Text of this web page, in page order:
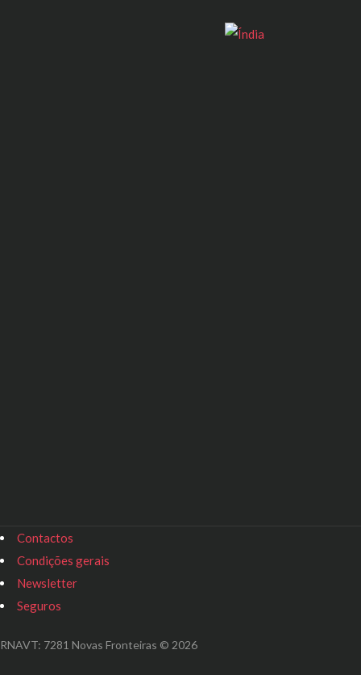
Contactos
Condições gerais
Newsletter
Seguros
RNAVT: 7281 Novas Fronteiras © 2026